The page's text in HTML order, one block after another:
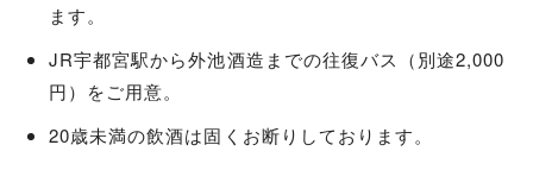
ます。
JR宇都宮駅から外池酒造までの往復バス（別途2,000
円）をご用意。
20歳未満の飲酒は固くお断りしております。